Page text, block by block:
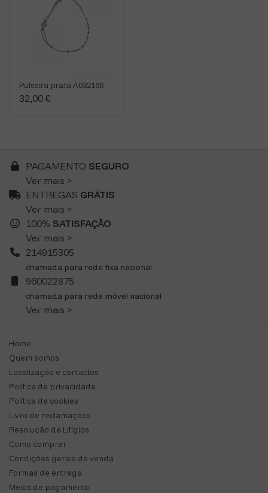
Pulseira prata A032166
32,00 €
PAGAMENTO SEGURO
Ver mais >
ENTREGAS GRÁTIS
Ver mais >
100% SATISFAÇÃO
Ver mais >
214915305
chamada para rede fixa nacional
960022875
chamada para rede móvel nacional
Ver mais >
Home
Quem somos
Localização e contactos
Política de privacidade
Política de cookies
Livro de reclamações
Resolução de Litígios
Como comprar
Condições gerais de venda
Formas de entrega
Meios de pagamento